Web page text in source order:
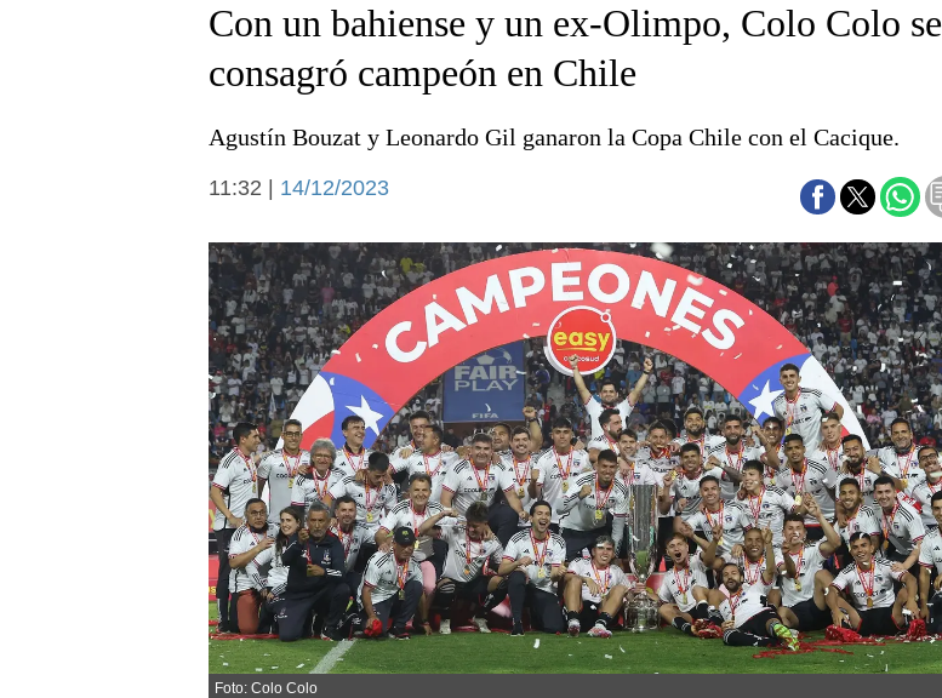
El país
Seguridad
Escenario Olímpico
Fútbol
Federal A
Arte y cultura
Aplausos
Cines
Economía y campo
Economía y finanzas
Con el campo
Espacio empresas
Sociedad y tiempo libre
Sociedad
Tecnología
Turismo
Salud
Es viral
El tiempo
Cartón Lleno
Con un bahiense y un ex-Olimpo, Colo Colo se
consagró campeón en Chile
Agustín Bouzat y Leonardo Gil ganaron la Copa Chile con el Cacique.
11:32 | 14/12/2023
Foto: Colo Colo